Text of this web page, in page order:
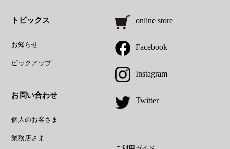
トピックス
お知らせ
ピックアップ
お問い合わせ
個人のお客さま
業務店さま
online store
Facebook
Instagram
Twitter